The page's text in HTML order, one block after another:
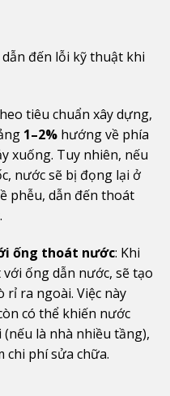
đến lỗi kỹ thuật khi
tiêu chuẩn xây dựng,
1–2%hướng về phía
xuống. Tuy nhiên, nếu
nước sẽ bị đọng lại ở
phễu, dẫn đến thoát
ống thoát nước: Khi
ống dẫn nước, sẽ tạo
rỉ ra ngoài. Việc này
có thể khiến nước
là nhà nhiều tầng),
chi phí sửa chữa.